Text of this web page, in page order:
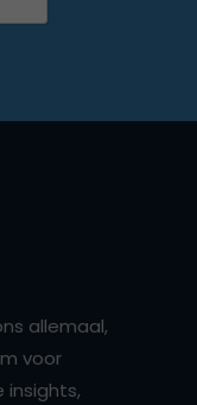
allemaal,
voor
insights,